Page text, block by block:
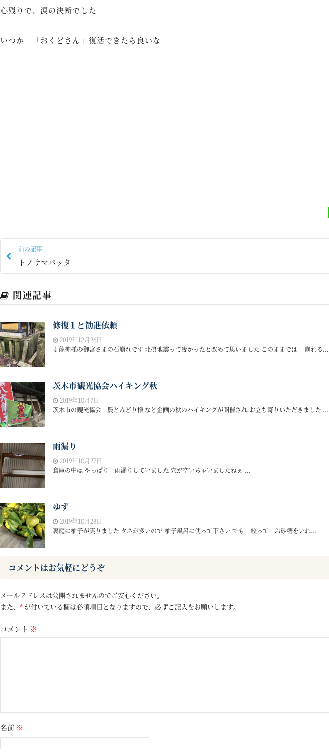
心残りで、涙の決断でした
いつか 「おくどさん」復活できたら良いな
前の記事
トノサマバッタ
関連記事
修復１と勧進依頼
2019年12月26日
↓龍神様の御宮さまの石崩れです 北摂地震って凄かったと改めて思いました このままでは 崩れる...
茨木市観光協会ハイキング秋
2019年10月7日
茨木市の観光協会 農とみどり様 など企画の秋のハイキングが開催され お立ち寄りいただきました ...
雨漏り
2019年10月27日
倉庫の中は やっぱり 雨漏りしていました 穴が空いちゃいましたねぇ ...
ゆず
2019年10月28日
裏庭に柚子が実りました タネが多いので 柚子風呂に使って下さい でも 絞って お砂糖をいれ...
コメントはお気軽にどうぞ
メールアドレスは公開されませんのでご安心ください。
また、 * が付いている欄は必須項目となりますので、必ずご記入をお願いします。
コメント ※
名前 ※